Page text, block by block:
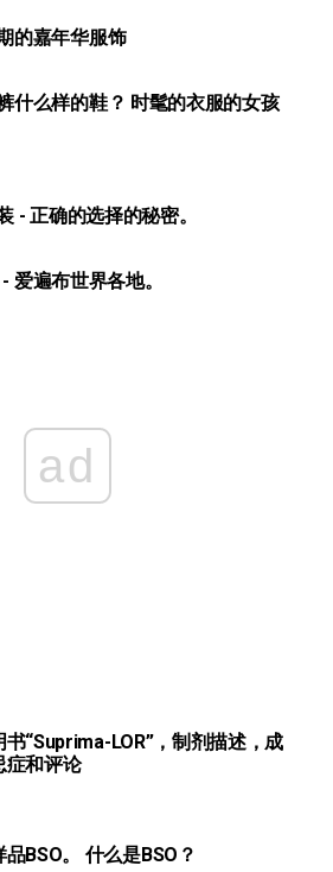
的嘉年华服饰
什么样的鞋？ 时髦的衣服的女孩
- 正确的选择的秘密。
爱遍布世界各地。
ad
书“Suprima-LOR”，制剂描述，成
症和评论
BSO。 什么是BSO？